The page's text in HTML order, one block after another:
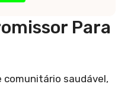
Para
saudável,